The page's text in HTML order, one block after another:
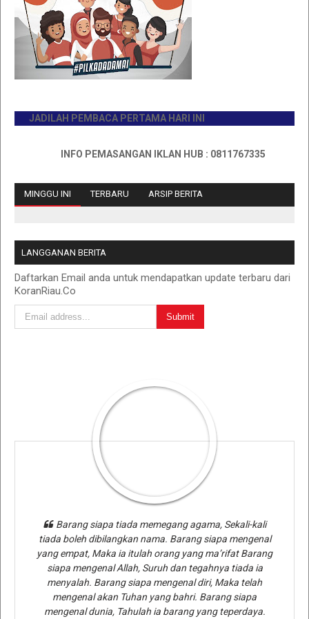
JADILAH PEMBACA PERTAMA HARI INI
INFO PEMASANGAN IKLAN HUB : 0811767335
MINGGU INI TERBARU ARSIP BERITA
LANGGANAN BERITA
Daftarkan Email anda untuk mendapatkan update terbaru dari
KoranRiau.Co
Barang siapa tiada memegang agama, Sekali-kali
tiada boleh dibilangkan nama. Barang siapa mengenal
yang empat, Maka ia itulah orang yang ma’rifat Barang
siapa mengenal Allah, Suruh dan tegahnya tiada ia
menyalah. Barang siapa mengenal diri, Maka telah
mengenal akan Tuhan yang bahri. Barang siapa
mengenal dunia, Tahulah ia barang yang teperdaya.